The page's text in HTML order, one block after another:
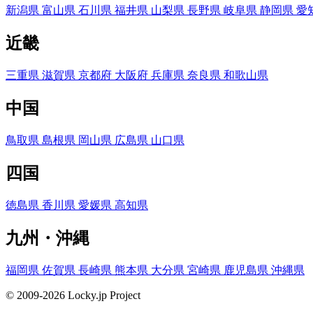
新潟県 富山県 石川県 福井県 山梨県 長野県 岐阜県 静岡県 愛
近畿
三重県 滋賀県 京都府 大阪府 兵庫県 奈良県 和歌山県
中国
鳥取県 島根県 岡山県 広島県 山口県
四国
徳島県 香川県 愛媛県 高知県
九州・沖縄
福岡県 佐賀県 長崎県 熊本県 大分県 宮崎県 鹿児島県 沖縄県
© 2009-2026 Locky.jp Project